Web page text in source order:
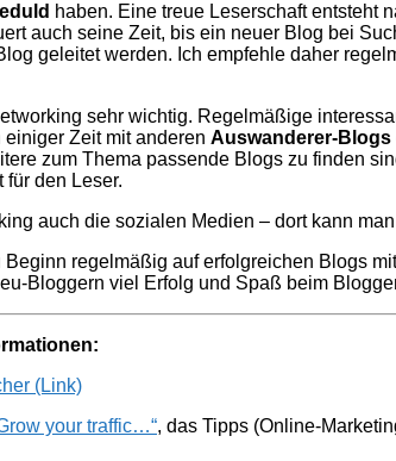
haben. Eine treue Leserschaft entsteht
auch seine Zeit, bis ein neuer Blog bei
geleitet werden. Ich empfehle daher
sehr wichtig. Regelmäßige
Zeit mit anderen Auswanderer-
zum Thema passende Blogs zu finden
für den Leser.
auch die sozialen Medien – dort kann
regelmäßig auf erfolgreichen Blogs
Bloggern viel Erfolg und Spaß beim
(Link)
your traffic…“, das Tipps (Online-